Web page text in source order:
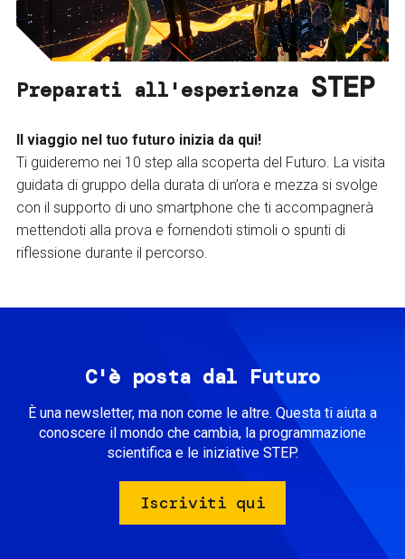
Preparati all'esperienza STEP
Il viaggio nel tuo futuro inizia da qui!
Ti guideremo nei 10 step alla scoperta del Futuro. La visita
guidata di gruppo della durata di un’ora e mezza si svolge
con il supporto di uno smartphone che ti accompagnerà
mettendoti alla prova e fornendoti stimoli o spunti di
riflessione durante il percorso.
C'è posta dal Futuro
È una newsletter, ma non come le altre. Questa ti aiuta a
conoscere il mondo che cambia, la programmazione
scientifica e le iniziative STEP.
Iscriviti qui